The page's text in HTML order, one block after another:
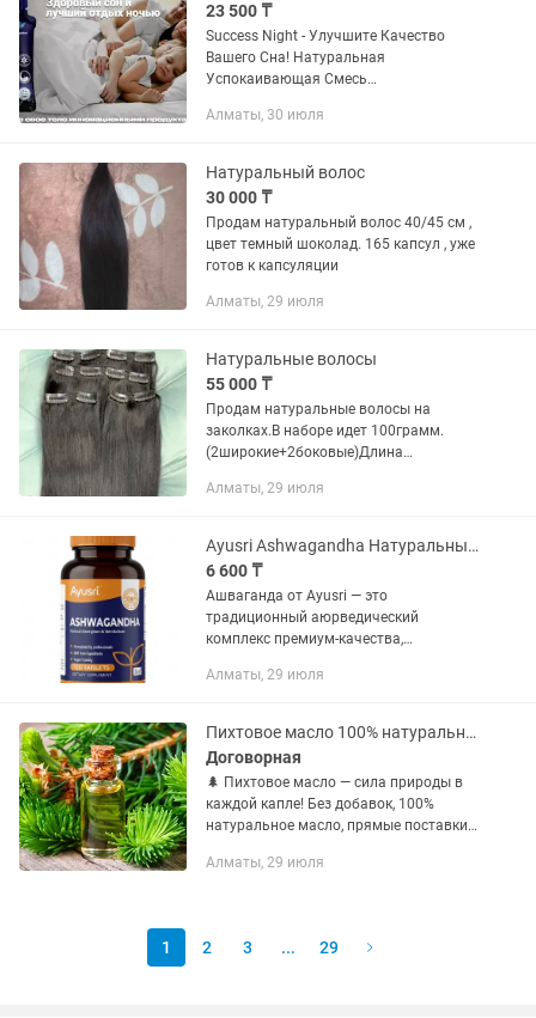
23 500 ₸
Success Night - Улучшите Качество
Вашего Сна! Натуральная
Успокаивающая Смесь
СНА Success Night - В этой пищевой
ингредиенты, обладающие...
Алматы, 30 июля
Натуральный волос
30 000 ₸
Продам натуральный волос 40/45 см ,
цвет темный шоколад. 165 капсул , уже
готов к капсуляции
Алматы, 29 июля
Натуральные волосы
55 000 ₸
Продам натуральные волосы на
заколках.В наборе идет 100грамм.
(2широкие+2боковые)Длина
красить,крутить,выпрямлять,мыть.Сос
черный.Покупала сама...
Алматы, 29 июля
Ayusri Ashwagandha Натуральный энергетик и антистресс-адаптоген
6 600 ₸
Ашваганда от Ayusri — это
традиционный аюрведический
комплекс премиум-качества,
организма от стресса, восстановления
нервной системы.
Алматы, 29 июля
Пихтовое масло 100% натуральное из горного Алтая
Договорная
🌲 Пихтовое масло — сила природы в
каждой капле! Без добавок, 100%
натуральное масло, прямые поставки с
производство. 💧 Натуральное
Алматы, 29 июля
1 2 3 ... 29